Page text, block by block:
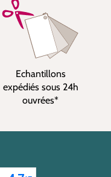
Echantillons
expédiés sous 24h
ouvrées*